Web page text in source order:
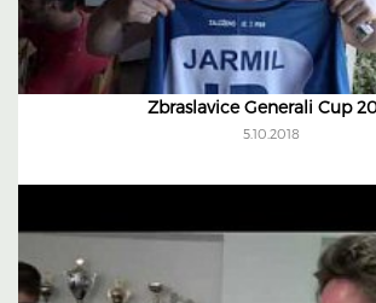
Zbraslavice Generali Cup
5.10.2018